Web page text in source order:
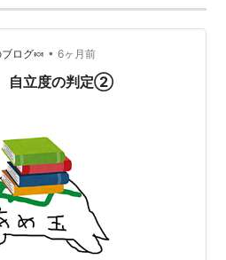
ログ🍬 • 6ヶ月前
自立度の判定②